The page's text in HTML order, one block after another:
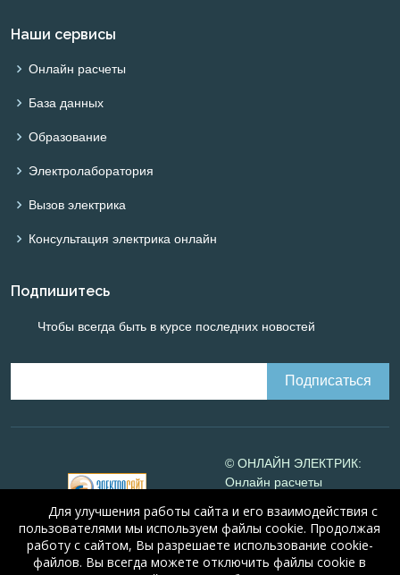
Наши сервисы
Онлайн расчеты
База данных
Образование
Электролаборатория
Вызов электрика
Консультация электрика онлайн
Подпишитесь
Чтобы всегда быть в курсе последних новостей
© ОНЛАЙН ЭЛЕКТРИК:
Онлайн расчеты
Online-electric.ru, 2008-
2026
© А.Н. Алюнов, 2008-2026
Для улучшения работы сайта и его взаимодействия с
пользователями мы используем файлы cookie. Продолжая
работу с сайтом, Вы разрешаете использование cookie-
файлов. Вы всегда можете отключить файлы cookie в